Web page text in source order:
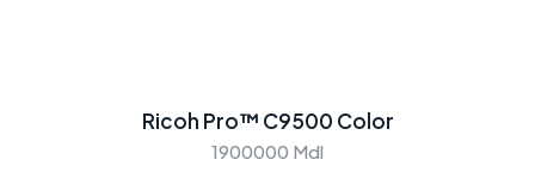
Ricoh Pro™ C9500 Color
1900000 Mdl